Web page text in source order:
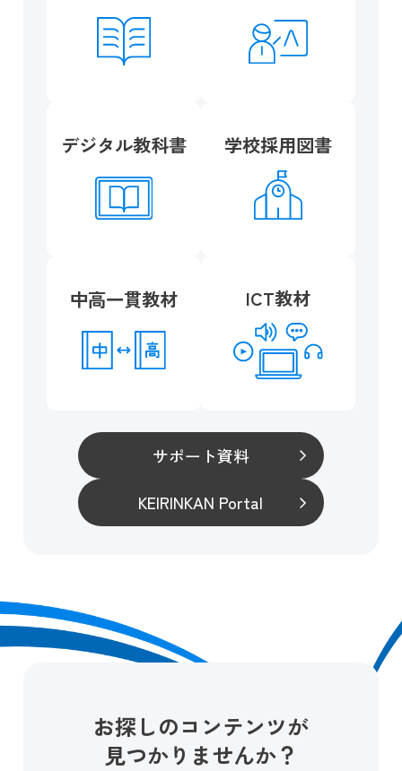
デジタル教科書 学校採用図書
中高一貫教材 ICT教材
サポート資料
KEIRINKAN Portal
お探しのコンテンツが
見つかりませんか？